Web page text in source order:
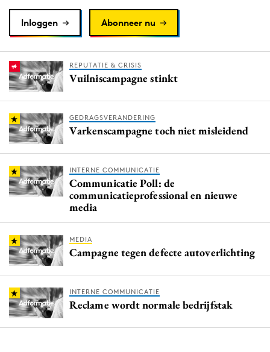
Reputatie & crisis
Inloggen Abonneer nu
REPUTATIE & CRISIS
Vuilniscampagne stinkt
GEDRAGSVERANDERING
Varkenscampagne toch niet misleidend
INTERNE COMMUNICATIE
Communicatie Poll: de
communicatieprofessional en nieuwe
media
MEDIA
Campagne tegen defecte autoverlichting
INTERNE COMMUNICATIE
Reclame wordt normale bedrijfstak